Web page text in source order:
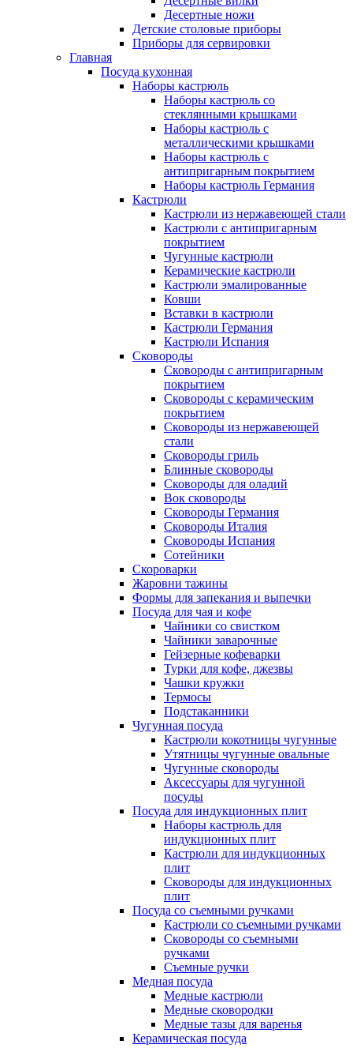
Десертные ножи
Детские столовые приборы
Приборы для сервировки
Главная
Посуда кухонная
Наборы кастрюль
Наборы кастрюль со
стеклянными крышками
Наборы кастрюль с
металлическими крышками
Наборы кастрюль с
антипригарным покрытием
Наборы кастрюль Германия
Кастрюли
Кастрюли из нержавеющей стали
Кастрюли с антипригарным
покрытием
Чугунные кастрюли
Керамические кастрюли
Кастрюли эмалированные
Ковши
Вставки в кастрюли
Кастрюли Германия
Кастрюли Испания
Сковороды
Сковороды с антипригарным
покрытием
Сковороды с керамическим
покрытием
Сковороды из нержавеющей
стали
Сковороды гриль
Блинные сковороды
Сковороды для оладий
Вок сковороды
Сковороды Германия
Сковороды Италия
Сковороды Испания
Сотейники
Скороварки
Жаровни тажины
Формы для запекания и выпечки
Посуда для чая и кофе
Чайники со свистком
Чайники заварочные
Гейзерные кофеварки
Турки для кофе, джезвы
Чашки кружки
Термосы
Подстаканники
Чугунная посуда
Кастрюли кокотницы чугунные
Утятницы чугунные овальные
Чугунные сковороды
Аксессуары для чугунной
посуды
Посуда для индукционных плит
Наборы кастрюль для
индукционных плит
Кастрюли для индукционных
плит
Сковороды для индукционных
плит
Посуда со съемными ручками
Кастрюли со съемными ручками
Сковороды со съемными
ручками
Съемные ручки
Медная посуда
Медные кастрюли
Медные сковородки
Медные тазы для варенья
Керамическая посуда